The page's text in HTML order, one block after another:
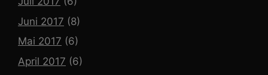
Juni 2017 (8)
Mai 2017 (6)
April 2017 (6)